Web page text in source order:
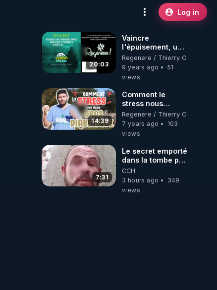
Log in
20:03
Vaincre
l'épuisement, un
plan radical en 20
minutes ! -
www.regenere.org
Regenere / Thierry
9 years ago
51
views
14:39
Comment le
stress nous
amène au
surpoids et au
diabète
Regenere / Thierry
7 years ago
103
views
7:31
Le secret emporté
dans la tombe par
le Commandant
Cousteau le 25
juin 1997
CCH
3 hours ago
349
views